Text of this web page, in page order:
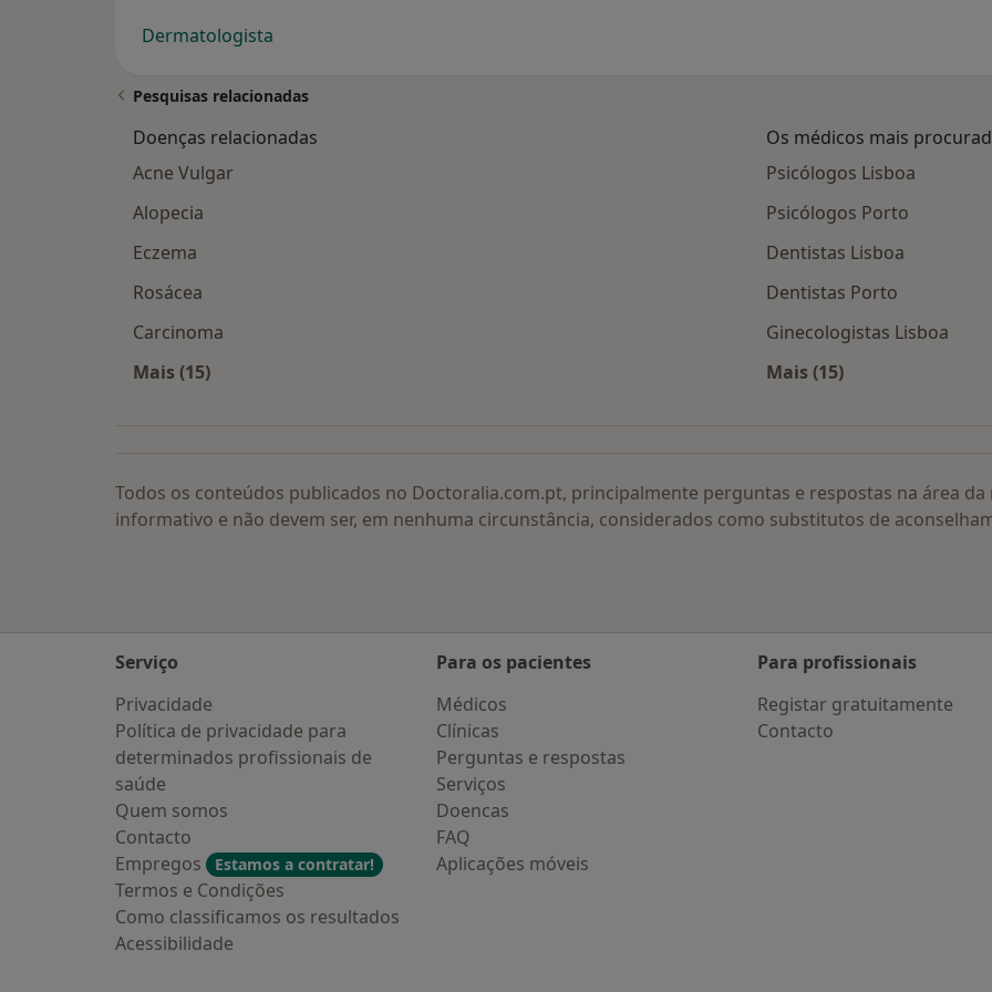
Dermatologista
Pesquisas relacionadas
Doenças relacionadas
Acne Vulgar
Alopecia
Eczema
Rosácea
Carcinoma
Mais (15)
Os médicos mais
Psicólogos Lisboa
Psicólogos Porto
Dentistas Lisboa
Dentistas Porto
Ginecologistas Lisboa
Mais (15)
Todos os conteúdos publicados no Doctoralia.com.pt, principalmente perguntas e respostas na área
informativo e não devem ser, em nenhuma circunstância, considerados como substitutos de
Serviço
Privacidade
Política de privacidade para
determinados profissionais de
saúde
Quem somos
Contacto
Empregos
Estamos a contratar!
Termos e Condições
Como classificamos os resultados
Acessibilidade
Para os pacientes
Médicos
Clínicas
Perguntas e respostas
Serviços
Doencas
FAQ
Aplicações móveis
Para profissionais
Registar gratuitamente
Contacto